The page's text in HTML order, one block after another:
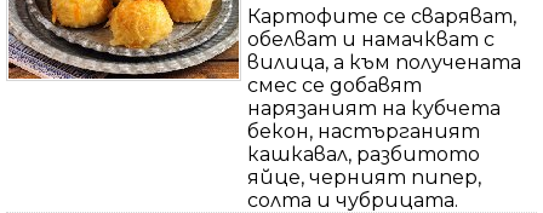
Картофите се сваряват,
обелват и намачкват с
вилица, а към получената
смес се добавят
нарязаният на кубчета
бекон, настърганият
кашкавал, разбитото
яйце, черният пипер,
солта и чубрицата.